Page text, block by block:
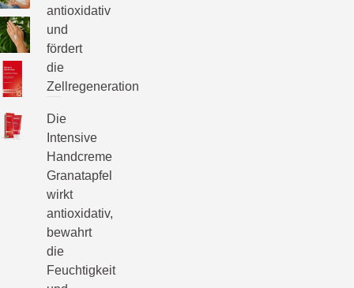
antioxidativ
und
fördert
die
Zellregeneration
Die
Intensive
Handcreme
Granatapfel
wirkt
antioxidativ,
bewahrt
die
Feuchtigkeit